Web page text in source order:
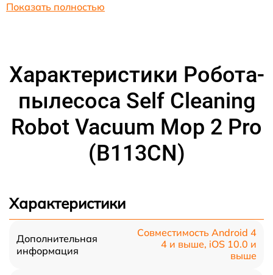
Показать полностью
Характеристики Робота-
пылесоса Self Cleaning
Robot Vacuum Mop 2 Pro
(B113CN)
Характеристики
Дополнительная
информация
Совместимость Android 4
4 и выше, iOS 10.0 и
выше